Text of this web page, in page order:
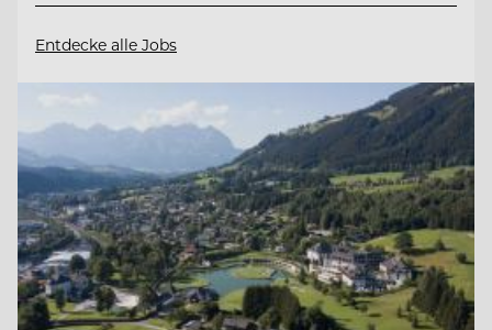
Entdecke alle Jobs